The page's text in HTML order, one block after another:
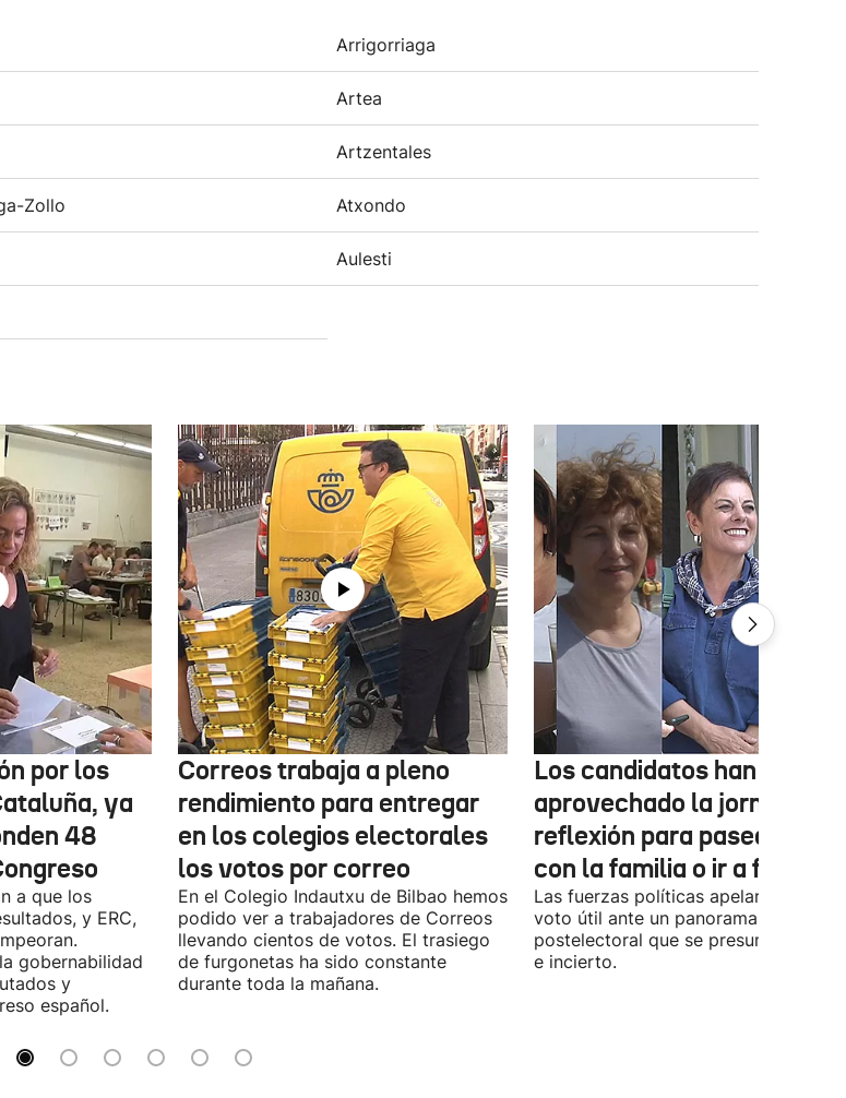
Arrigorriaga
Artea
Artzentales
Zollo Atxondo
Aulesti
por los
ya
48
a que los
y ERC,
gobernabilidad
y
español.
Correos trabaja a pleno
rendimiento para entregar
en los colegios electorales
los votos por correo
En el Colegio Indautxu de Bilbao hemos
podido ver a trabajadores de Correos
llevando cientos de votos. El trasiego
de furgonetas ha sido constante
durante toda la mañana.
Los candidatos han
aprovechado la jornada de
reflexión para pasear,
con la familia o ir a fiestas
Las fuerzas políticas apelaron ayer al
voto útil ante un panorama
postelectoral que se presume
e incierto.